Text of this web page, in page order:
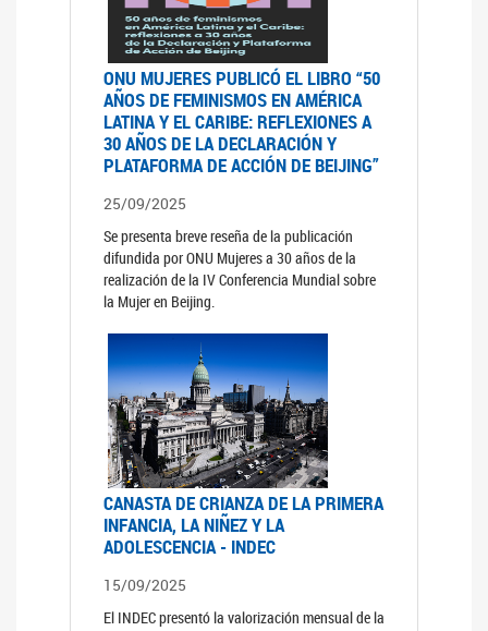
ONU MUJERES PUBLICÓ EL LIBRO “50
AÑOS DE FEMINISMOS EN AMÉRICA
LATINA Y EL CARIBE: REFLEXIONES A
30 AÑOS DE LA DECLARACIÓN Y
PLATAFORMA DE ACCIÓN DE BEIJING”
25/09/2025
Se presenta breve reseña de la publicación
difundida por ONU Mujeres a 30 años de la
realización de la IV Conferencia Mundial sobre
la Mujer en Beijing.
CANASTA DE CRIANZA DE LA PRIMERA
INFANCIA, LA NIÑEZ Y LA
ADOLESCENCIA - INDEC
15/09/2025
El INDEC presentó la valorización mensual de la